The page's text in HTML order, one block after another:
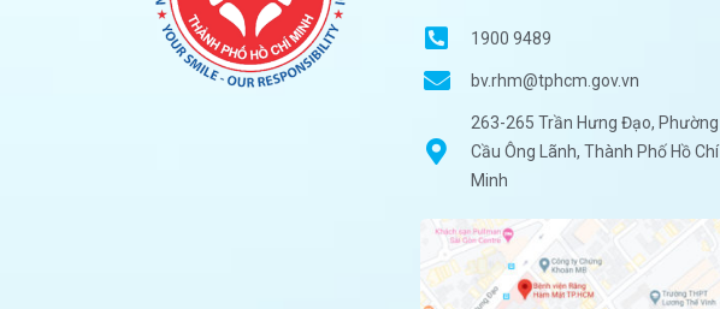
1900 9489
bv.rhm@tphcm.gov.vn
263-265 Trần Hưng Đạo, Phường
Cầu Ông Lãnh, Thành Phố Hồ Chí
Minh